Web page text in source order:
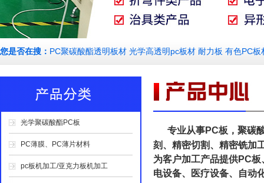
您是否在搜： PC聚碳酸酯透明板材 光学高透明pc板材 耐力板 有色PC板
光学聚碳酸酯PC板
PC薄膜、PC薄片材料
pc板机加工/亚克力板机加工
专业从事PC板，聚碳
刻、精密切割、精密铣加
为客户加工产品提供PC
电设备、医疗设备、自动